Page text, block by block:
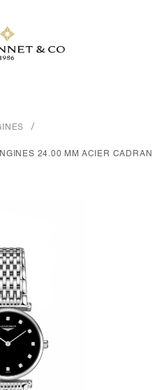
24.00 MM ACIER CADRAN